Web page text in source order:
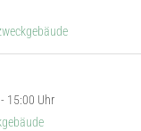
- 15:00 Uhr